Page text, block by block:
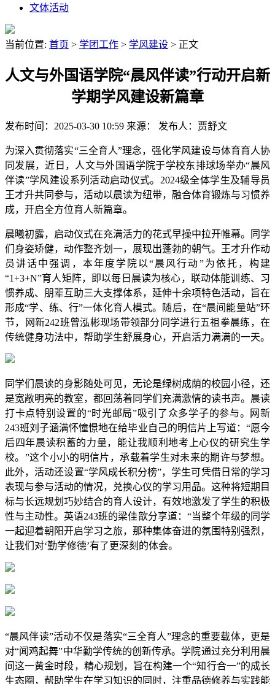
文体活动
当前位置: 首页 > 学团工作 > 学风建设 > 正文
人文与外国语学院“晨风伴读”行动开启新
学期学风建设新篇章​
发布时间：2025-03-30 10:59 来源： 发布人：贾舒文
为深入贯彻落实“三全育人”理念，强化学风建设与体育育人协
同发展，近日，人文与外国语学院于学校东排球场举办“晨风
伴读”学风建设系列活动启动仪式。2024级全体学生及辅导员
王才升共同参与，活动以晨读为纽带，融合体育锻炼与习惯养
成，开启全方位育人新篇章。
晨曦初露，启动仪式在充满活力的花式早操中拉开帷幕。同学
们身姿矫健，动作整齐划一，展现出蓬勃的朝气。王才升作动
员讲话中强调，本年度学院以“晨风行动”为依托，构建
“1+3+N”育人矩阵，即以每日晨读为核心，联动体能训练、习
惯养成、朋辈互助三大支撑体系，延伸十余项特色活动，旨在
形成“学、练、行”一体化育人模式。随后，在“晨间能量站”环
节，网新242班曾泓彬现场带领部分同学进行五祖拳晨练，在
传统健身功法中，帮助学生舒展身心，开启活力满满的一天。
同学们晨读的身影随处可见，无论是绿树成荫的校园小径，还
是宽敞明亮的教室，都回荡着同学们充满激情的读书声。晨读
打卡点特别设置的“时光邮局”吸引了众多学子的参与。网新
243班刘子涵满怀憧憬地在给毕业自己的明信片上写道：“愿今
后四年晨读积蓄的力量，能让我顺利地考上心仪的研究生学
校。”这个小小的明信片，承载着学生对未来的期许与梦想。
此外，活动还设置“学风成长积分榜”，学生可凭借日常的学习
表现与参与活动的情况，兑换心仪的学习用品。这种将短期目
标与长远规划巧妙结合的育人设计，有效地激发了学生的积极
性与主动性。英语243班的梁佳歆分享道：“当整个年级的同学
一起迎着朝阳开启学习之旅，那种集体奋进的氛围特别强烈，
让我们对‘勤学修德’有了更深刻的体会。
“晨风伴读”活动不仅是落实“三全育人”理念的重要载体，更是
对“闻鸡起舞”中华勤学传统的创新传承。学院通过充分利用晨
间这一黄金时段，精心规划，旨在构建一个“知行合一”的成长
生态圈，帮助学生在学习知识的同时，注重品德修养与实践能